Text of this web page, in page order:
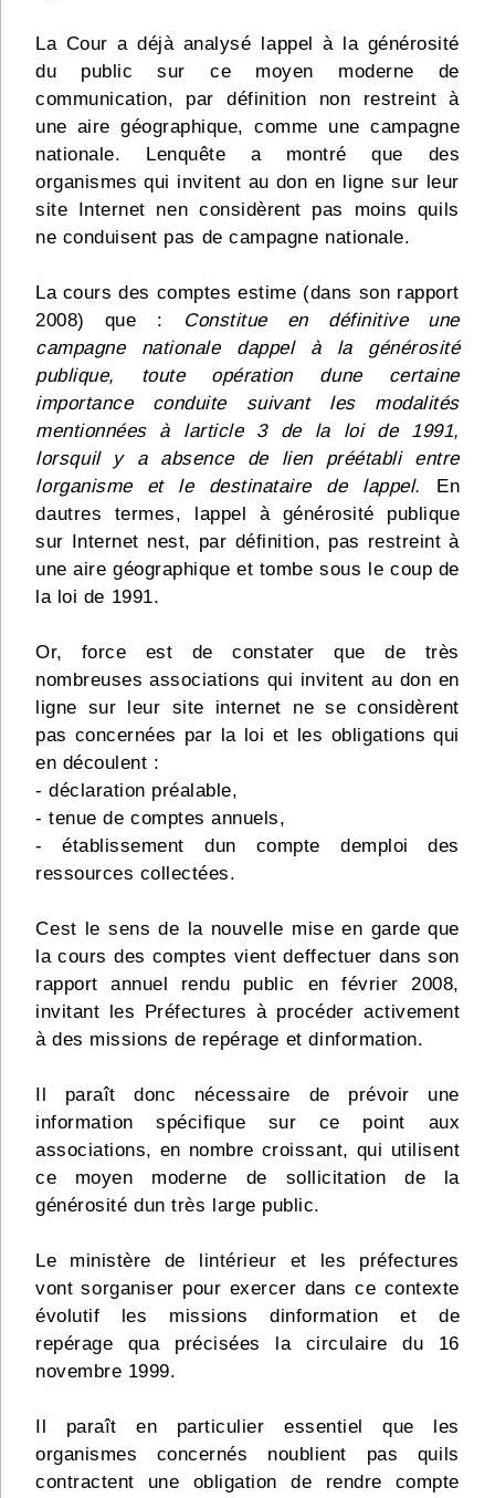
La Cour a déjà analysé lappel à la générosité
du public sur ce moyen moderne de
communication, par définition non restreint à
une aire géographique, comme une campagne
nationale. Lenquête a montré que des
organismes qui invitent au don en ligne sur leur
site Internet nen considèrent pas moins quils
ne conduisent pas de campagne nationale.
La cours des comptes estime (dans son rapport
2008) que :
Constitue en définitive une
campagne nationale dappel à la générosité
publique, toute opération dune certaine
importance conduite suivant les modalités
mentionnées à larticle 3 de la loi de 1991,
lorsquil y a absence de lien préétabli entre
lorganisme et le destinataire de lappel. En
dautres termes, lappel à générosité publique
sur Internet nest, par définition, pas restreint à
une aire géographique et tombe sous le coup de
la loi de 1991.
Or, force est de constater que de très
nombreuses associations qui invitent au don en
ligne sur leur site internet ne se considèrent
pas concernées par la loi et les obligations qui
en découlent :
- déclaration préalable,
- tenue de comptes annuels,
- établissement dun compte demploi des
ressources collectées.
Cest le sens de la nouvelle mise en garde que
la cours des comptes vient deffectuer dans son
rapport annuel rendu public en février 2008,
invitant les Préfectures à procéder activement
à des missions de repérage et dinformation.
Il paraît donc nécessaire de prévoir une
information spécifique sur ce point aux
associations, en nombre croissant, qui utilisent
ce moyen moderne de sollicitation de la
générosité dun très large public.
Le ministère de lintérieur et les préfectures
vont sorganiser pour exercer dans ce contexte
évolutif les missions dinformation et de
repérage qua précisées la circulaire du 16
novembre 1999.
Il paraît en particulier essentiel que les
organismes concernés noublient pas quils
contractent une obligation de rendre compte